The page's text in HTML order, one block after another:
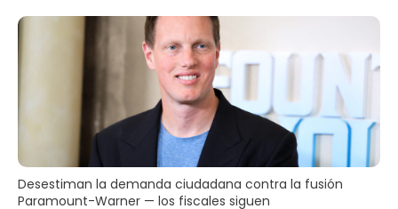
Desestiman la demanda ciudadana contra la fusión
Paramount-Warner — los fiscales siguen